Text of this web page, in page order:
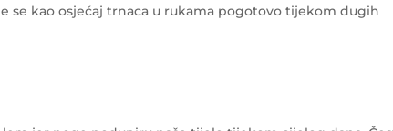
se kao osjećaj trnaca u rukama pogotovo tijekom dugih